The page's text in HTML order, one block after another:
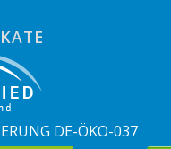
DE-ÖKO-037